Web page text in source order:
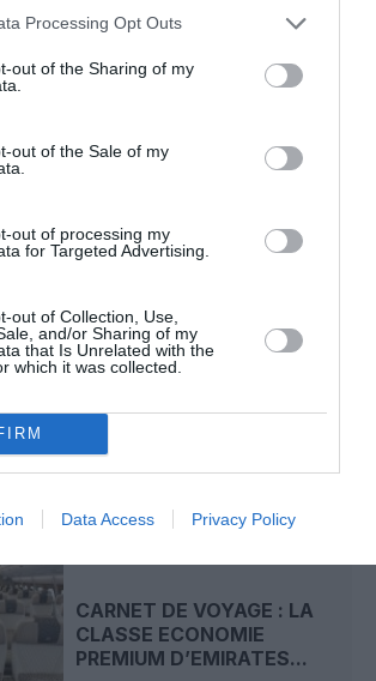
Processing Opt Outs
out of the Sharing of my
out of the Sale of my
out of processing my
for Targeted Advertising.
out of Collection, Use,
and/or Sharing of my
that Is Unrelated with the
which it was collected.
Data Access Privacy Policy
COMMENTAIRES
l'article :
: le Boeing 777F de National
commenté l'article :
: le Boeing 777F de National
à l’Australie
CARNET DE VOYAGE : LA
CLASSE ECONOMIE
PREMIUM D’EMIRATES...